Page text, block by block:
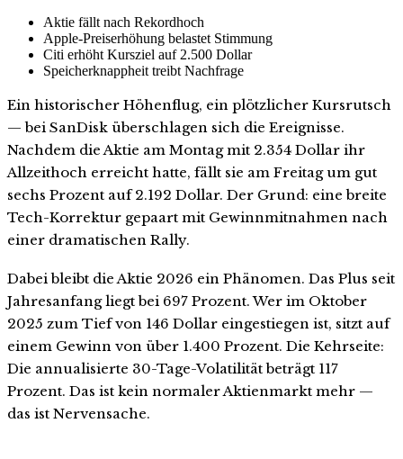
Aktie fällt nach Rekordhoch
Apple-Preiserhöhung belastet Stimmung
Citi erhöht Kursziel auf 2.500 Dollar
Speicherknappheit treibt Nachfrage
Ein historischer Höhenflug, ein plötzlicher Kursrutsch
— bei SanDisk überschlagen sich die Ereignisse.
Nachdem die Aktie am Montag mit 2.354 Dollar ihr
Allzeithoch erreicht hatte, fällt sie am Freitag um gut
sechs Prozent auf 2.192 Dollar. Der Grund: eine breite
Tech-Korrektur gepaart mit Gewinnmitnahmen nach
einer dramatischen Rally.
Dabei bleibt die Aktie 2026 ein Phänomen. Das Plus seit
Jahresanfang liegt bei 697 Prozent. Wer im Oktober
2025 zum Tief von 146 Dollar eingestiegen ist, sitzt auf
einem Gewinn von über 1.400 Prozent. Die Kehrseite:
Die annualisierte 30-Tage-Volatilität beträgt 117
Prozent. Das ist kein normaler Aktienmarkt mehr —
das ist Nervensache.